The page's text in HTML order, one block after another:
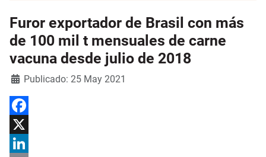
Furor exportador de Brasil con más
de 100 mil t mensuales de carne
vacuna desde julio de 2018
Detalles
Publicado: 25 May 2021
Facebook
X